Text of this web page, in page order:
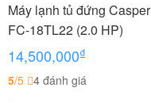
Máy lạnh tủ đứng Casper
FC-18TL22 (2.0 HP)
14,500,000₫
5/5 4 đánh giá